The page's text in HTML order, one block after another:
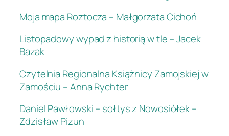
Moja mapa Roztocza – Małgorzata Cichoń
Listopadowy wypad z historią w tle – Jacek
Bazak
Czytelnia Regionalna Książnicy Zamojskiej w
Zamościu – Anna Rychter
Daniel Pawłowski – sołtys z Nowosiółek –
Zdzisław Pizun